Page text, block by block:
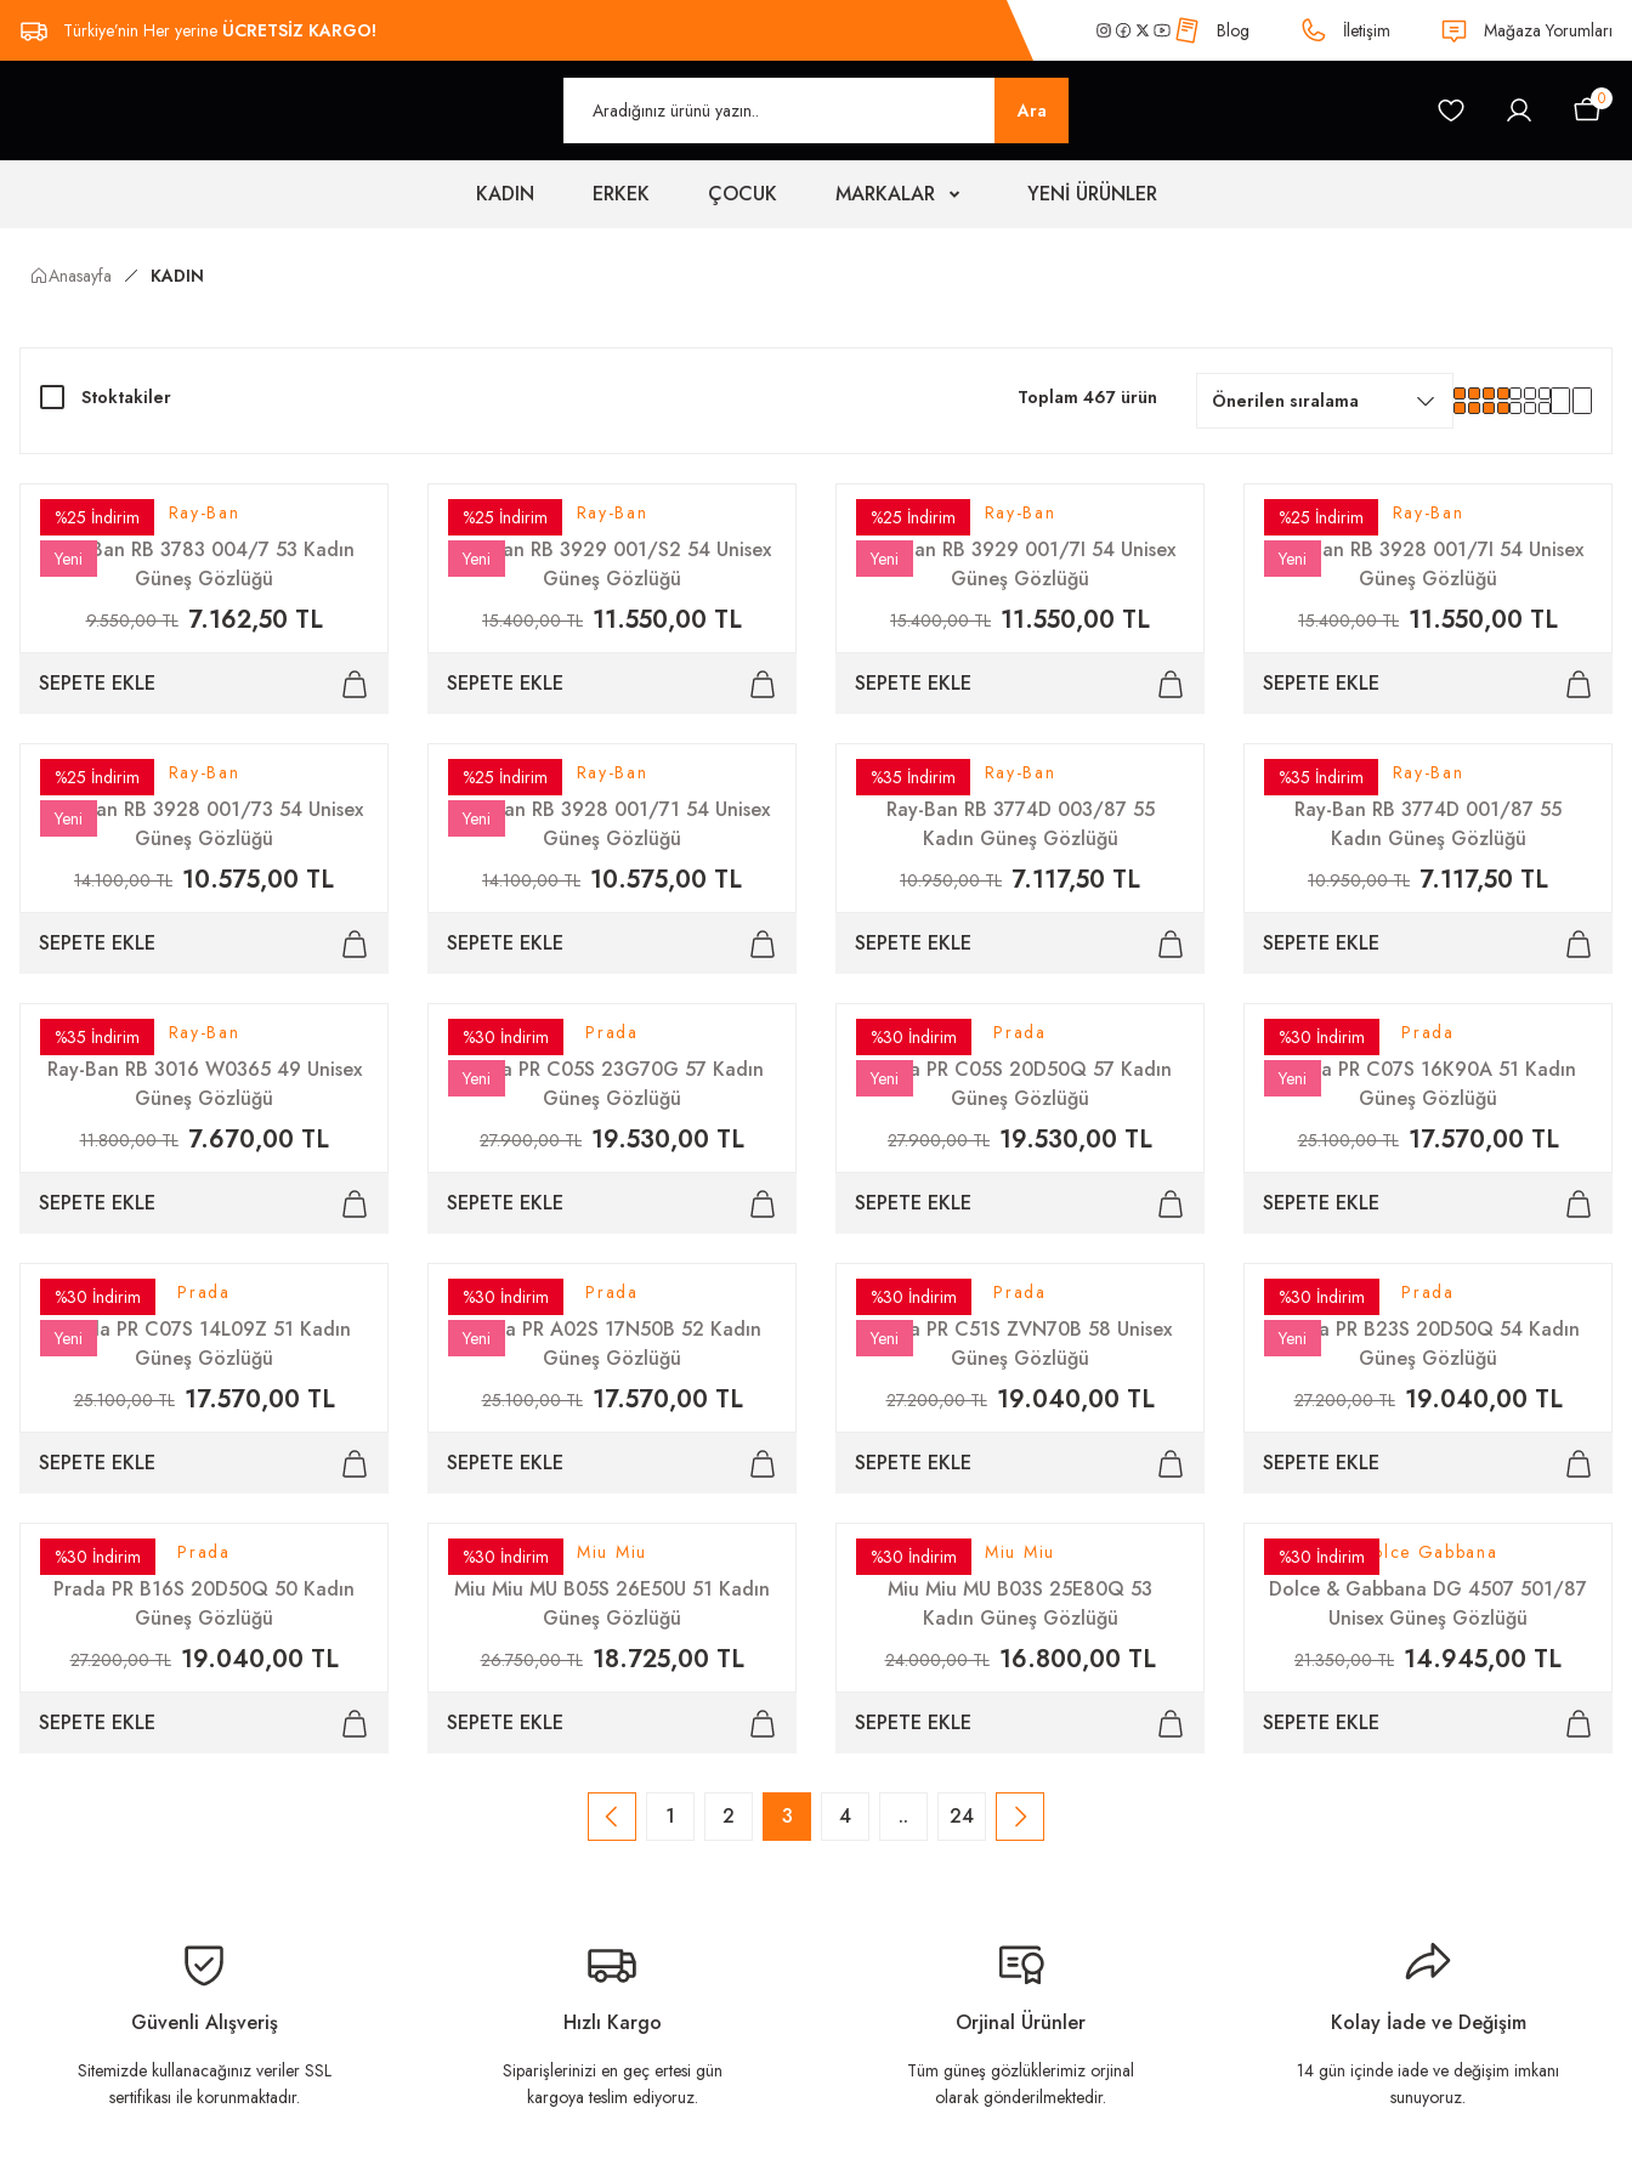
Türkiye’nin Her yerine ÜCRETSİZ KARGO! Blog İletişim Mağaza Yorumları
Ara 0
KADIN ERKEK ÇOCUK MARKALAR YENİ ÜRÜNLER
Anasayfa KADIN
Stoktakiler Toplam 467 ürün
%25 İndirim
Yeni
Ray-Ban
Ray-Ban RB 3783 004/7 53 Kadın
Güneş Gözlüğü
9.550,00 TL 7.162,50 TL
SEPETE EKLE
%25 İndirim
Yeni
Ray-Ban
Ray-Ban RB 3929 001/S2 54 Unisex
Güneş Gözlüğü
15.400,00 TL 11.550,00 TL
SEPETE EKLE
%25 İndirim
Yeni
Ray-Ban
Ray-Ban RB 3929 001/7I 54 Unisex
Güneş Gözlüğü
15.400,00 TL 11.550,00 TL
SEPETE EKLE
%25 İndirim
Yeni
Ray-Ban
Ray-Ban RB 3928 001/7I 54 Unisex
Güneş Gözlüğü
15.400,00 TL 11.550,00 TL
SEPETE EKLE
%25 İndirim
Yeni
Ray-Ban
Ray-Ban RB 3928 001/73 54 Unisex
Güneş Gözlüğü
14.100,00 TL 10.575,00 TL
SEPETE EKLE
%25 İndirim
Yeni
Ray-Ban
Ray-Ban RB 3928 001/71 54 Unisex
Güneş Gözlüğü
14.100,00 TL 10.575,00 TL
SEPETE EKLE
%35 İndirim Ray-Ban
Ray-Ban RB 3774D 003/87 55
Kadın Güneş Gözlüğü
10.950,00 TL 7.117,50 TL
SEPETE EKLE
%35 İndirim Ray-Ban
Ray-Ban RB 3774D 001/87 55
Kadın Güneş Gözlüğü
10.950,00 TL 7.117,50 TL
SEPETE EKLE
%35 İndirim Ray-Ban
Ray-Ban RB 3016 W0365 49 Unisex
Güneş Gözlüğü
11.800,00 TL 7.670,00 TL
SEPETE EKLE
%30 İndirim
Yeni
Prada
Prada PR C05S 23G70G 57 Kadın
Güneş Gözlüğü
27.900,00 TL 19.530,00 TL
SEPETE EKLE
%30 İndirim
Yeni
Prada
Prada PR C05S 20D50Q 57 Kadın
Güneş Gözlüğü
27.900,00 TL 19.530,00 TL
SEPETE EKLE
%30 İndirim
Yeni
Prada
Prada PR C07S 16K90A 51 Kadın
Güneş Gözlüğü
25.100,00 TL 17.570,00 TL
SEPETE EKLE
%30 İndirim
Yeni
Prada
Prada PR C07S 14L09Z 51 Kadın
Güneş Gözlüğü
25.100,00 TL 17.570,00 TL
SEPETE EKLE
%30 İndirim
Yeni
Prada
Prada PR A02S 17N50B 52 Kadın
Güneş Gözlüğü
25.100,00 TL 17.570,00 TL
SEPETE EKLE
%30 İndirim
Yeni
Prada
Prada PR C51S ZVN70B 58 Unisex
Güneş Gözlüğü
27.200,00 TL 19.040,00 TL
SEPETE EKLE
%30 İndirim
Yeni
Prada
Prada PR B23S 20D50Q 54 Kadın
Güneş Gözlüğü
27.200,00 TL 19.040,00 TL
SEPETE EKLE
%30 İndirim Prada
Prada PR B16S 20D50Q 50 Kadın
Güneş Gözlüğü
27.200,00 TL 19.040,00 TL
SEPETE EKLE
%30 İndirim Miu Miu
Miu Miu MU B05S 26E50U 51 Kadın
Güneş Gözlüğü
26.750,00 TL 18.725,00 TL
SEPETE EKLE
%30 İndirim Miu Miu
Miu Miu MU B03S 25E80Q 53
Kadın Güneş Gözlüğü
24.000,00 TL 16.800,00 TL
SEPETE EKLE
%30 İndirimDolce Gabbana
Dolce & Gabbana DG 4507 501/87
Unisex Güneş Gözlüğü
21.350,00 TL 14.945,00 TL
SEPETE EKLE
1 2 3 4 .. 24
Güvenli Alışveriş
Sitemizde kullanacağınız veriler SSL
sertifikası ile korunmaktadır.
Hızlı Kargo
Siparişlerinizi en geç ertesi gün
kargoya teslim ediyoruz.
Orjinal Ürünler
Tüm güneş gözlüklerimiz orjinal
olarak gönderilmektedir.
Kolay İade ve Değişim
14 gün içinde iade ve değişim imkanı
sunuyoruz.